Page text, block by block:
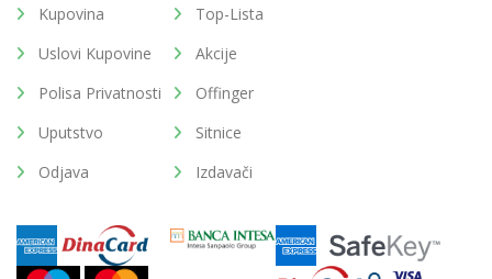
Kupovina
Uslovi Kupovine
Polisa Privatnosti
Uputstvo
Odjava
Top-Lista
Akcije
Offinger
Sitnice
Izdavači